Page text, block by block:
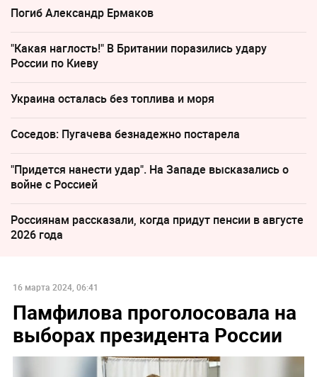
Погиб Александр Ермаков
"Какая наглость!" В Британии поразились удару
России по Киеву
Украина осталась без топлива и моря
Соседов: Пугачева безнадежно постарела
"Придется нанести удар". На Западе высказались о
войне с Россией
Россиянам рассказали, когда придут пенсии в августе
2026 года
16 марта 2024, 06:41
Памфилова проголосовала на
выборах президента России